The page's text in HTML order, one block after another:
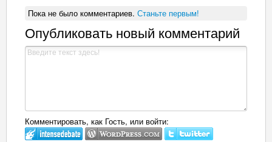
Пока не было комментариев.Станьте первым!
Опубликовать новый комментарий
Комментировать, как Гость, или войти: